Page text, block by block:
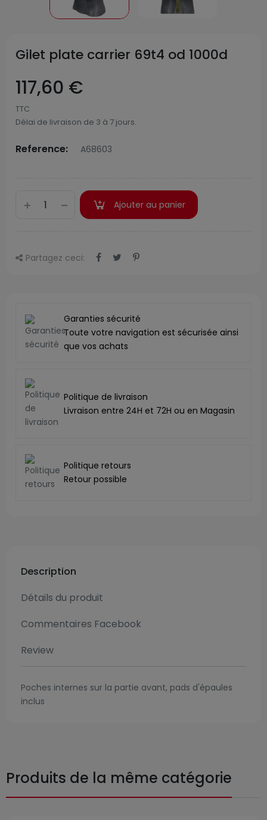
Gilet plate carrier 69t4 od 1000d
117,60 €
TTC
Délai de livraison de 3 à 7 jours.
Reference: A68603
Ajouter au panier
Partagez ceci:
Garanties sécurité
Toute votre navigation est sécurisée ainsi
que vos achats
Politique de livraison
Livraison entre 24H et 72H ou en Magasin
Politique retours
Retour possible
Description
Détails du produit
Commentaires Facebook
Review
Poches internes sur la partie avant, pads d'épaules
inclus
Produits de la même catégorie